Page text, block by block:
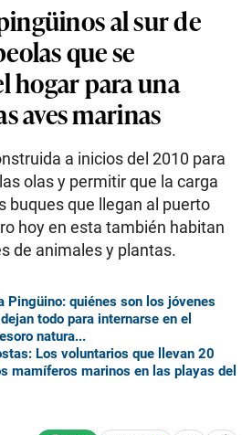
al sur de
que se
hogar para una
aves marinas
a inicios del 2010 para
olas y permitir que la carga
buques que llegan al puerto
hoy en esta también habitan
de animales y plantas.
Pingüino: quiénes son los jóvenes
todo para internarse en el
natura...
Los voluntarios que llevan 20
mamíferos marinos en las playas del